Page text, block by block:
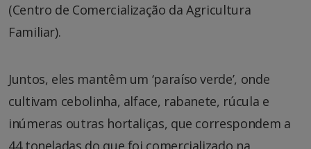
(Centro de Comercialização da Agricultura
Familiar).
Juntos, eles mantêm um ‘paraíso verde’, onde
cultivam cebolinha, alface, rabanete, rúcula e
inúmeras outras hortaliças, que correspondem a
44 toneladas do que foi comercializado na